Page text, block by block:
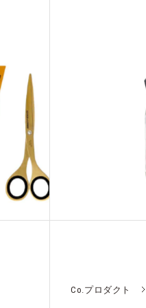
Co.プロダクト